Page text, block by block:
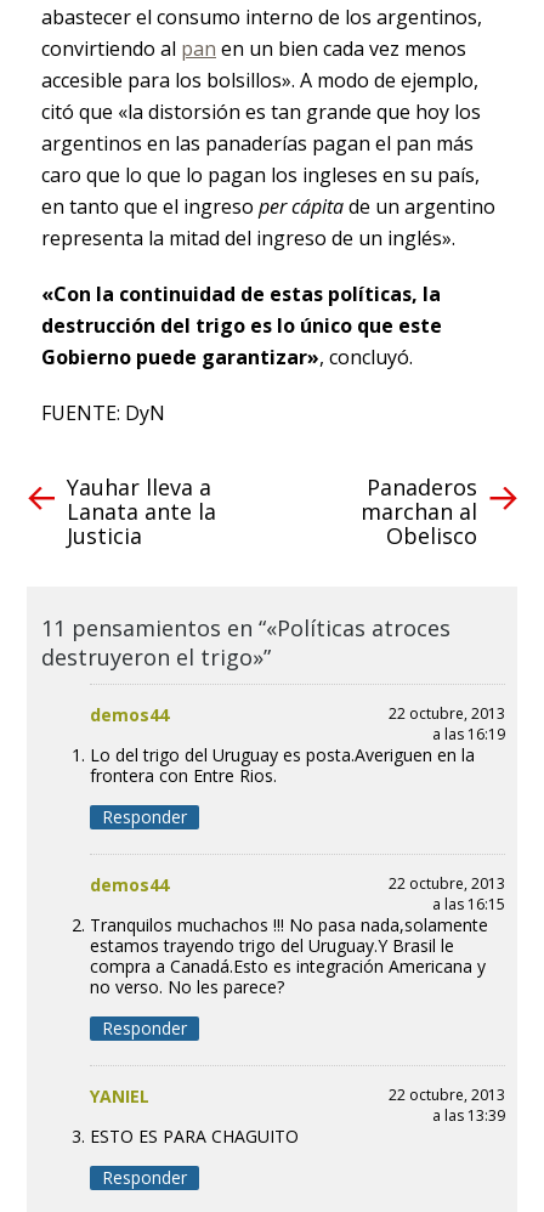
abastecer el consumo interno de los argentinos,
convirtiendo al pan en un bien cada vez menos
accesible para los bolsillos». A modo de ejemplo,
citó que «la distorsión es tan grande que hoy los
argentinos en las panaderías pagan el pan más
caro que lo que lo pagan los ingleses en su país,
en tanto que el ingreso per cápitade un argentino
representa la mitad del ingreso de un inglés».
«Con la continuidad de estas políticas, la
destrucción del trigo es lo único que este
Gobierno puede garantizar», concluyó.
FUENTE: DyN
Yauhar lleva a
Lanata ante la
Justicia
Panaderos
marchan al
Obelisco
11 pensamientos en “«Políticas atroces
destruyeron el trigo»”
demos44
22 octubre, 2013
a las 16:19
Lo del trigo del Uruguay es posta.Averiguen en la
frontera con Entre Rios.
Responder
demos44
22 octubre, 2013
a las 16:15
Tranquilos muchachos !!! No pasa nada,solamente
estamos trayendo trigo del Uruguay.Y Brasil le
compra a Canadá.Esto es integración Americana y
no verso. No les parece?
Responder
YANIEL
22 octubre, 2013
a las 13:39
ESTO ES PARA CHAGUITO
Responder